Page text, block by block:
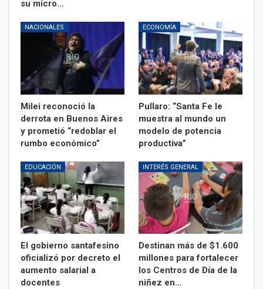
su micro…
NACIONALES
Milei reconoció la
derrota en Buenos Aires
y prometió “redoblar el
rumbo económico”
ECONOMÍA
Pullaro: “Santa Fe le
muestra al mundo un
modelo de potencia
productiva”
EDUCACIÓN
El gobierno santafesino
oficializó por decreto el
aumento salarial a
docentes
INTERÉS GENERAL
Destinan más de $1.600
millones para fortalecer
los Centros de Día de la
niñez en…